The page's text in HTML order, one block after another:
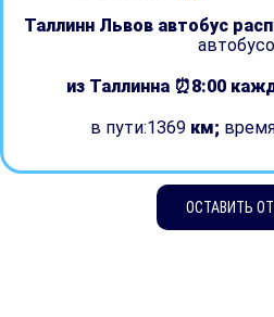
Таллинн Львов автобус
из Таллинна ⏰8:00
в пути:1369км;
ОСТАВИТЬ